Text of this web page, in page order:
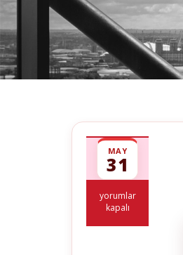
MAY
31
Yatırım
Teşvik
yorumlar
kapalı